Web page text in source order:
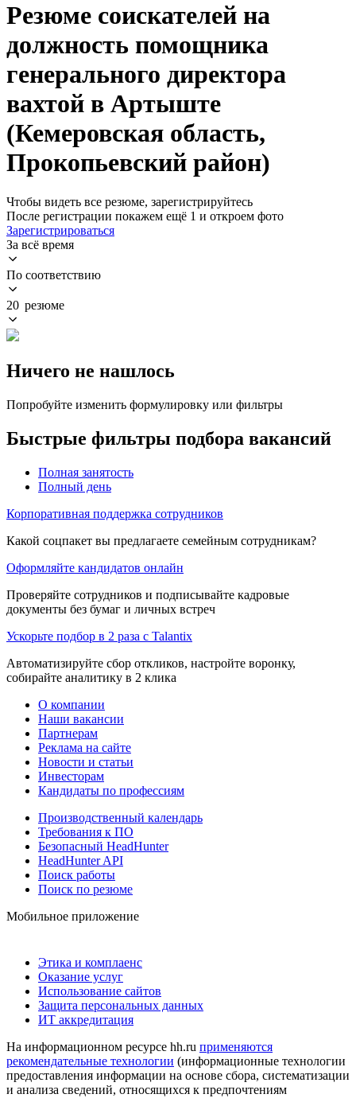
Резюме соискателей на
должность помощника
генерального директора
вахтой в Артыште
(Кемеровская область,
Прокопьевский район)
Чтобы видеть все резюме, зарегистрируйтесь
После регистрации покажем ещё 1 и откроем фото
Зарегистрироваться
За всё время
По соответствию
20 резюме
Ничего не нашлось
Попробуйте изменить формулировку или фильтры
Быстрые фильтры подбора вакансий
Полная занятость
Полный день
Корпоративная поддержка сотрудников
Какой соцпакет вы предлагаете семейным сотрудникам?
Оформляйте кандидатов онлайн
Проверяйте сотрудников и подписывайте кадровые
документы без бумаг и личных встреч
Ускорьте подбор в 2 раза с Talantix
Автоматизируйте сбор откликов, настройте воронку,
собирайте аналитику в 2 клика
О компании
Наши вакансии
Партнерам
Реклама на сайте
Новости и статьи
Инвесторам
Кандидаты по профессиям
Производственный календарь
Требования к ПО
Безопасный HeadHunter
HeadHunter API
Поиск работы
Поиск по резюме
Мобильное приложение
Этика и комплаенс
Оказание услуг
Использование сайтов
Защита персональных данных
ИТ аккредитация
На информационном ресурсе hh.ru применяются
рекомендательные технологии (информационные технологии
предоставления информации на основе сбора, систематизации
и анализа сведений, относящихся к предпочтениям